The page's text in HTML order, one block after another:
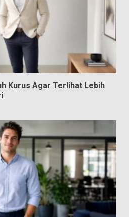
Kurus Agar Terlihat Lebih